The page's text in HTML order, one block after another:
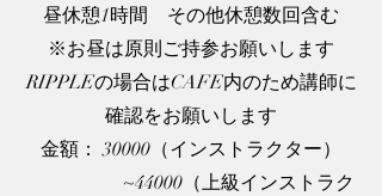
昼休憩1時間 その他休憩数回含む
※お昼は原則ご持参お願いします
RIPPLEの場合はCAFE内のため講師に
確認をお願いします
金額： 30000（インストラクター）
~44000（上級インストラク